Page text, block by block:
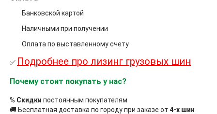
Банковской картой
Наличными при получении
Оплата по выставленному счету
✅ Подробнее про лизинг грузовых шин
Почему стоит покупать у нас?
% Скидки постоянным покупателям
🚚 Бесплатная доставка по городу при заказе от 4-х шин